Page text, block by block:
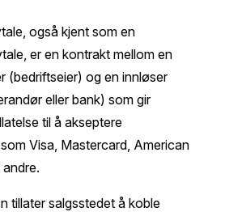
også kjent som en
er en kontrakt mellom en
(bedriftseier) og en innløser
eller bank) som gir
til å akseptere
Visa, Mastercard, American
andre.
tillater salgsstedet å koble